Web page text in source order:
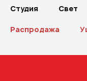
Студия Свет
Распродажа